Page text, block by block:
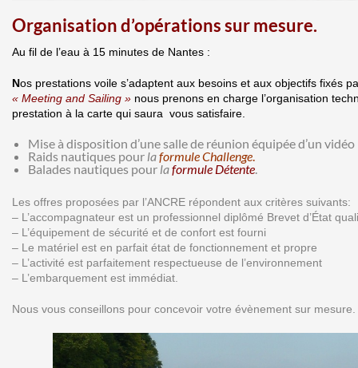
Organisation d’opérations sur mesure.
Au fil de l’eau à 15 minutes de Nantes :
Nos prestations voile s’adaptent aux besoins et aux objectifs fixés
« Meeting and Sailing » nous prenons en charge l’organisation
prestation à la carte qui saura vous satisfaire.
Mise à disposition d’une salle de réunion équipée d’un
Raids nautiques pour laformule Challenge.
Balades nautiques pour laformule Détente.
Les offres proposées par l’ANCRE répondent aux critères suivants:
– L’accompagnateur est un professionnel diplômé Brevet d’État
– L’équipement de sécurité et de confort est fourni
– Le matériel est en parfait état de fonctionnement et propre
– L’activité est parfaitement respectueuse de l’environnement
– L’embarquement est immédiat.
Nous vous conseillons pour concevoir votre évènement sur mesure.